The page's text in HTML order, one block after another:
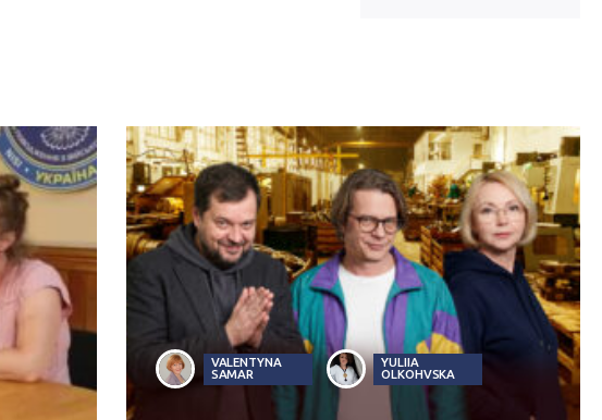
VALENTYNA
SAMAR
YULIIA
OLKOHVSKA